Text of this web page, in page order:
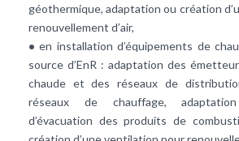
géothermique, adaptation ou création
renouvellement d’air,
• en installation d’équipements de
source d’EnR : adaptation des
chaude et des réseaux de
réseaux de chauffage,
d’évacuation des produits de